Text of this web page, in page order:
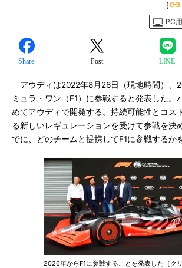
[
PC
Share Post LINE
アウディは2022年8月26日（現地時間）、
ミュラ・ワン（F1）に参戦すると発表した。
めてアウディで開発する。持続可能性とコス
る新しいレギュレーションを受けて参戦を決
でに、どのチームと提携してF1に参戦するか
2026年からF1に参戦することを発表した［ク